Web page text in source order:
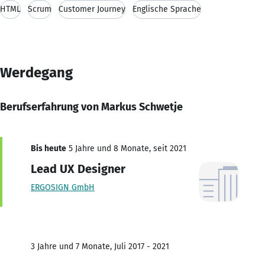
HTML Scrum Customer Journey Englische Sprache
Werdegang
Berufserfahrung von Markus Schwetje
Bis heute 5 Jahre und 8 Monate, seit 2021
Lead UX Designer
ERGOSIGN GmbH
3 Jahre und 7 Monate, Juli 2017 - 2021